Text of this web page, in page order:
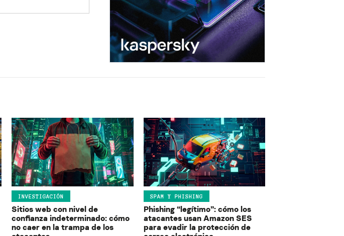
INVESTIGACIÓN
Sitios web con nivel de
confianza indeterminado: cómo
no caer en la trampa de los
SPAM Y PHISHING
Phishing “legítimo”: cómo los
atacantes usan Amazon SES
para evadir la protección de